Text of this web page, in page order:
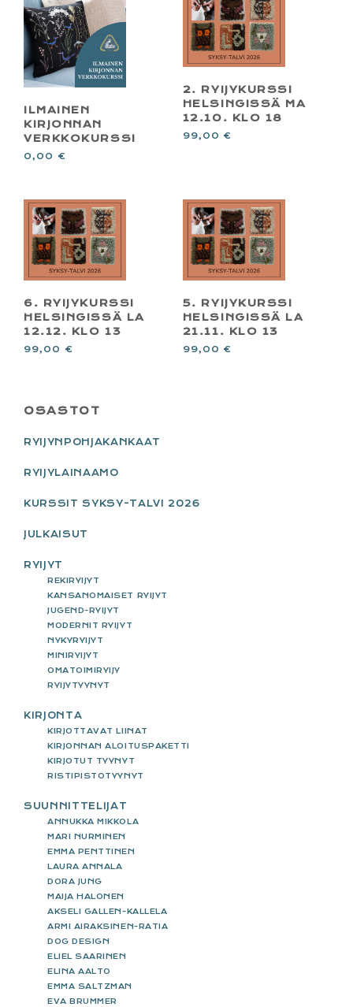
ILMAINEN
KIRJONNAN
VERKKOKURSSI
0,00 €
2. RYIJYKURSSI
HELSINGISSÄ MA
12.10. KLO 18
99,00 €
6. RYIJYKURSSI
HELSINGISSÄ LA
12.12. KLO 13
99,00 €
5. RYIJYKURSSI
HELSINGISSÄ LA
21.11. KLO 13
99,00 €
PRIMARY
SIDEBAR
OSASTOT
RYIJYNPOHJAKANKAAT
RYIJYLAINAAMO
KURSSIT SYKSY-TALVI 2026
JULKAISUT
RYIJYT
REKIRYIJYT
KANSANOMAISET RYIJYT
JUGEND-RYIJYT
MODERNIT RYIJYT
NYKYRYIJYT
MINIRYIJYT
OMATOIMIRYIJY
RYIJYTYYNYT
KIRJONTA
KIRJOTTAVAT LIINAT
KIRJONNAN ALOITUSPAKETTI
KIRJOTUT TYYNYT
RISTIPISTOTYYNYT
SUUNNITTELIJAT
ANNUKKA MIKKOLA
MARI NURMINEN
EMMA PENTTINEN
LAURA ANNALA
DORA JUNG
MAIJA HALONEN
AKSELI GALLEN-KALLELA
ARMI AIRAKSINEN-RATIA
DOG DESIGN
ELIEL SAARINEN
ELINA AALTO
EMMA SALTZMAN
EVA BRUMMER